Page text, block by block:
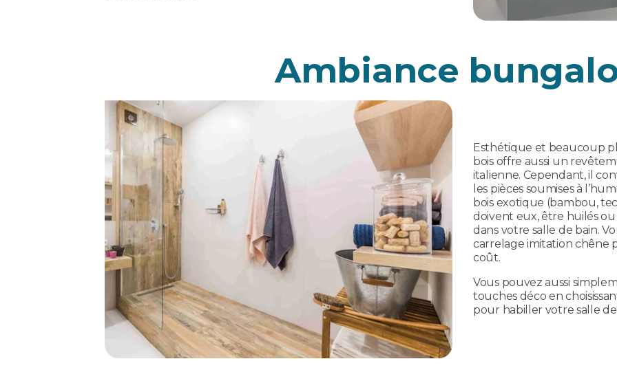
Ambiance
Esthétique et beaucoup
bois offre aussi un
italienne. Cependant, il
les pièces soumises à
bois exotique (bambou,
doivent eux, être huilés ou
dans votre salle de bain.
carrelage imitation chêne
coût.
Vous pouvez aussi
touches déco en
pour habiller votre salle